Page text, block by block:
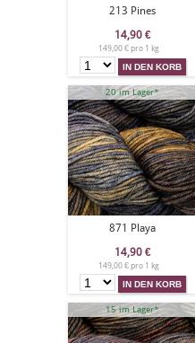
213 Pines
14,90 €
149,00 € pro 1 kg
20 im Lager*
871 Playa
14,90 €
149,00 € pro 1 kg
15 im Lager*